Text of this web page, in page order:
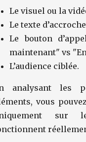
Le visuel ou la
Le texte
Le bouton
maintenant" vs
L’audience ciblée.
analysant les
vous
sur